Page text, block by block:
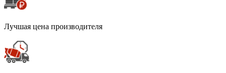
Лучшая цена производителя